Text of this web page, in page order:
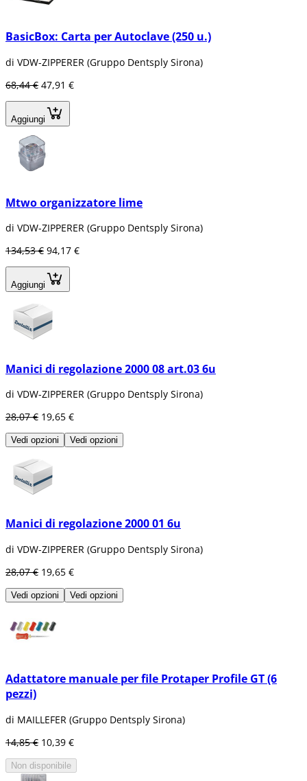
BasicBox: Carta per Autoclave (250 u.)
di VDW-ZIPPERER (Gruppo Dentsply Sirona)
68,44 € 47,91 €
Aggiungi
Mtwo organizzatore lime
di VDW-ZIPPERER (Gruppo Dentsply Sirona)
134,53 € 94,17 €
Aggiungi
Manici di regolazione 2000 08 art.03 6u
di VDW-ZIPPERER (Gruppo Dentsply Sirona)
28,07 € 19,65 €
Vedi opzioni Vedi opzioni
Manici di regolazione 2000 01 6u
di VDW-ZIPPERER (Gruppo Dentsply Sirona)
28,07 € 19,65 €
Vedi opzioni Vedi opzioni
Adattatore manuale per file Protaper Profile GT (6
pezzi)
di MAILLEFER (Gruppo Dentsply Sirona)
14,85 € 10,39 €
Non disponibile